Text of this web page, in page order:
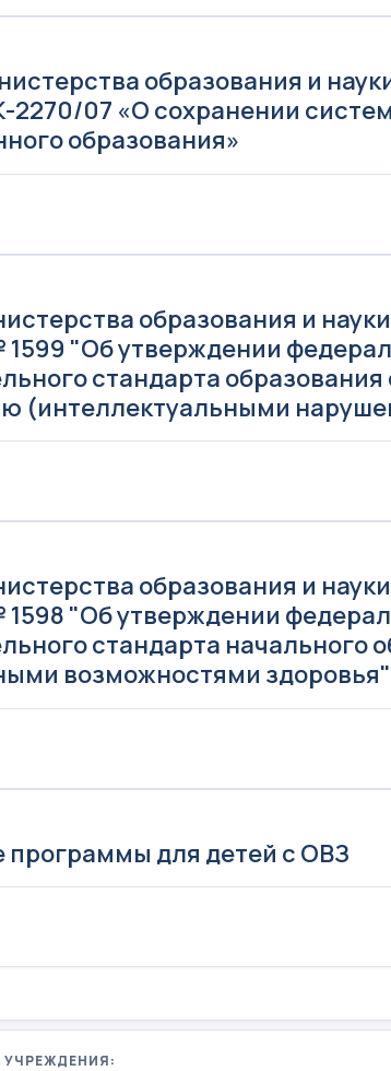
образования и
2270/07 «О сохранении
образования»
образования и
1599 "Об утверждении
стандарта
(интеллектуальными
образования и
1598 "Об утверждении
стандарта начального
возможностями здоровья"
для детей с ОВЗ